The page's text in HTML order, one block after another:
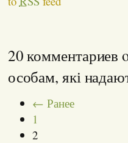
20 комментариев
особам, які
← Ранее
1
2